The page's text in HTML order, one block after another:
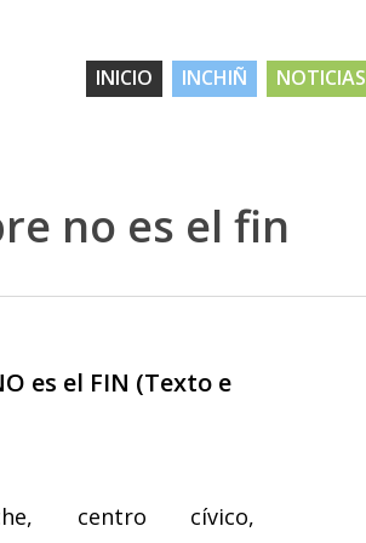
or ESC to close
INICIO INCHIÑ NOTICIAS
no es el fin
es el FIN (Texto e
centro cívico,